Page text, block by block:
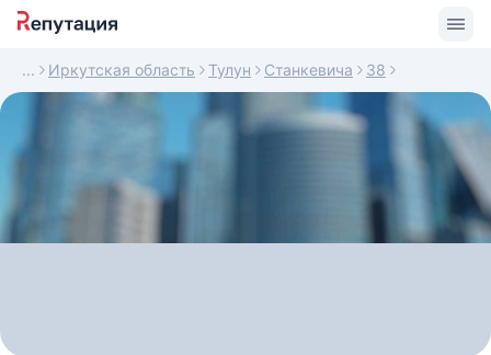
Иркутская область Тулун Станкевича 38